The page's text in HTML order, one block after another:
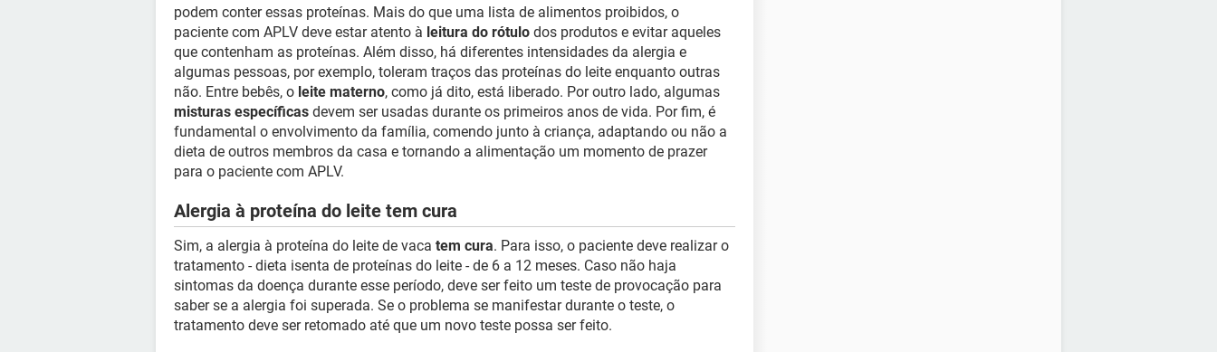
podem conter essas proteínas. Mais do que uma lista de alimentos proibidos, o
paciente com APLV deve estar atento à leitura do rótulo dos produtos e evitar aqueles
que contenham as proteínas. Além disso, há diferentes intensidades da alergia e
algumas pessoas, por exemplo, toleram traços das proteínas do leite enquanto outras
não. Entre bebês, o leite materno, como já dito, está liberado. Por outro lado, algumas
misturas específicas devem ser usadas durante os primeiros anos de vida. Por fim, é
fundamental o envolvimento da família, comendo junto à criança, adaptando ou não a
dieta de outros membros da casa e tornando a alimentação um momento de prazer
para o paciente com APLV.
Alergia à proteína do leite tem cura
Sim, a alergia à proteína do leite de vaca tem cura. Para isso, o paciente deve realizar o
tratamento - dieta isenta de proteínas do leite - de 6 a 12 meses. Caso não haja
sintomas da doença durante esse período, deve ser feito um teste de provocação para
saber se a alergia foi superada. Se o problema se manifestar durante o teste, o
tratamento deve ser retomado até que um novo teste possa ser feito.